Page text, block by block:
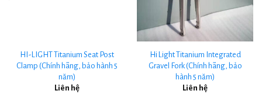
HI-LIGHT Titanium Seat Post
Clamp (Chính hãng, bảo hành 5
năm)
Liên hệ
Hi Light Titanium Integrated
Gravel Fork (Chính hãng, bảo
hành 5 năm)
Liên hệ